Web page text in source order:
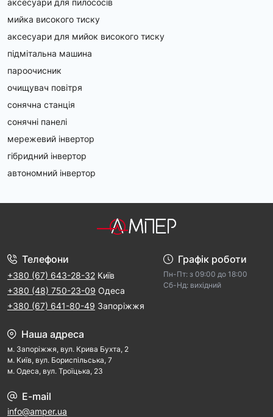
аксесуари для пилососів
мийка високого тиску
аксесуари для мийок високого тиску
підмітальна машина
пароочисник
очищувач повітря
сонячна станція
сонячні панелі
мережевий інвертор
гібридний інвертор
автономний інвертор
Телефони
+380 (67) 643-28-32 Київ
+380 (48) 750-23-09 Одеса
+380 (67) 641-80-49 Запоріжжя
Графік роботи
Пн-Пт: з 09:00 дo 18:00
Cб-Hд: виxідний
Наша адреса
м. Запорiжжя, вул. Крива Бухта, 2
м. Kиїв, вул. Бориспільська, 7
м. Одеса, вул. Троїцька, 23
E-mail
info@amper.ua